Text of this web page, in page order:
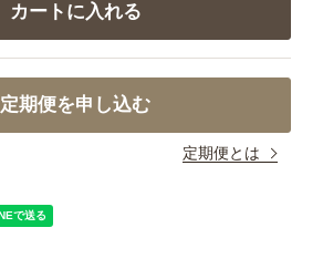
カートに入れる
定期便を申し込む
定期便とは